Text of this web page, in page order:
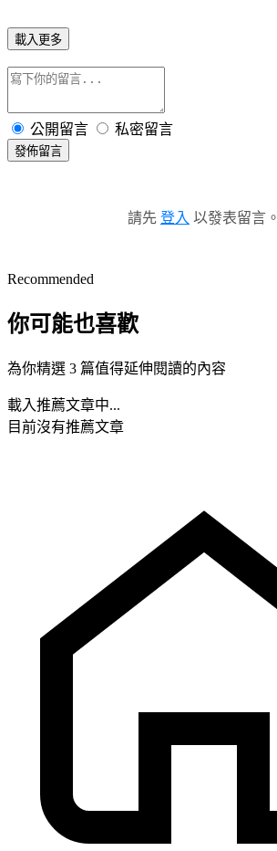
載入更多
公開留言 私密留言
發佈留言
請先 登入 以發表留言。
Recommended
你可能也喜歡
為你精選 3 篇值得延伸閱讀的內容
載入推薦文章中...
目前沒有推薦文章